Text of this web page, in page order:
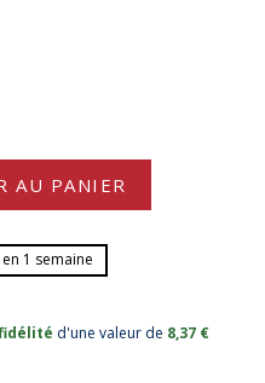
AU PANIER
1 semaine
d'une valeur de 8,37 €